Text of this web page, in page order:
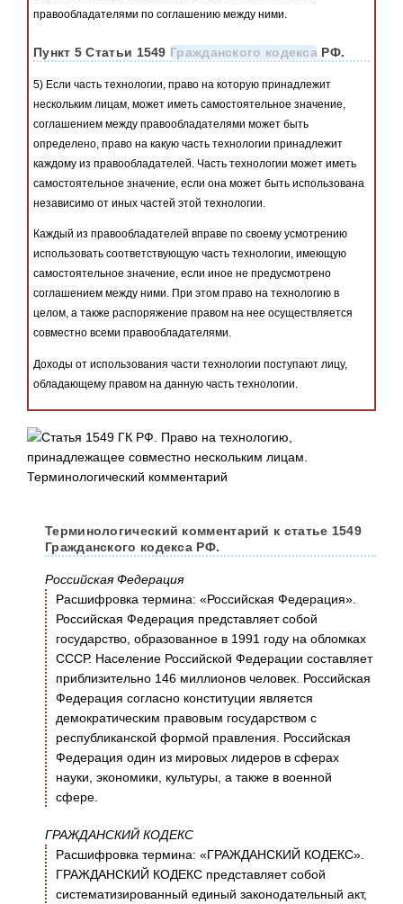
правообладателями по соглашению между ними.
Пункт 5 Статьи 1549Гражданского кодекса РФ.
5) Если часть технологии, право на которую принадлежит
нескольким лицам, может иметь самостоятельное значение,
соглашением между правообладателями может быть
определено, право на какую часть технологии принадлежит
каждому из правообладателей. Часть технологии может иметь
самостоятельное значение, если она может быть использована
независимо от иных частей этой технологии.
Каждый из правообладателей вправе по своему усмотрению
использовать соответствующую часть технологии, имеющую
самостоятельное значение, если иное не предусмотрено
соглашением между ними. При этом право на технологию в
целом, а также распоряжение правом на нее осуществляется
совместно всеми правообладателями.
Доходы от использования части технологии поступают лицу,
обладающему правом на данную часть технологии.
Терминологический комментарий к статье 1549
Гражданского кодекса РФ.
Российская Федерация
Расшифровка термина: «Российская Федерация».
Российская Федерация представляет собой
государство, образованное в 1991 году на обломках
СССР. Население Российской Федерации составляет
приблизительно 146 миллионов человек. Российская
Федерация согласно конституции является
демократическим правовым государством с
республиканской формой правления. Российская
Федерация один из мировых лидеров в сферах
науки, экономики, культуры, а также в военной
сфере.
ГРАЖДАНСКИЙ КОДЕКС
Расшифровка термина: «ГРАЖДАНСКИЙ КОДЕКС».
ГРАЖДАНСКИЙ КОДЕКС представляет собой
систематизированный единый законодательный акт,